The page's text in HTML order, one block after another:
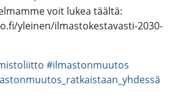
voit lukea täältä:
yleinen/ilmastokestavasti-2030-
#ilmastonmuutos